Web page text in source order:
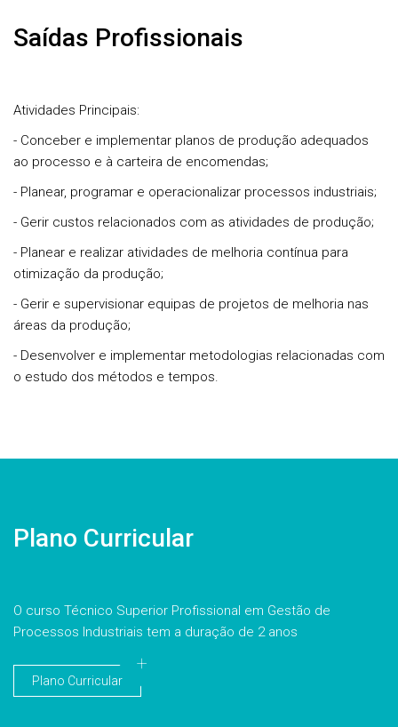
Saídas Profissionais
Atividades Principais:
- Conceber e implementar planos de produção adequados
ao processo e à carteira de encomendas;
- Planear, programar e operacionalizar processos industriais;
- Gerir custos relacionados com as atividades de produção;
- Planear e realizar atividades de melhoria contínua para
otimização da produção;
- Gerir e supervisionar equipas de projetos de melhoria nas
áreas da produção;
- Desenvolver e implementar metodologias relacionadas com
o estudo dos métodos e tempos.
Plano Curricular
O curso Técnico Superior Profissional em Gestão de
Processos Industriais tem a duração de 2 anos
Plano Curricular